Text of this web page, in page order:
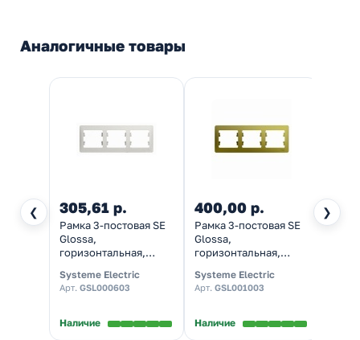
Аналогичные товары
❮ ❯
305,61 р.
Рамка 3-постовая SE
Glossa,
горизонтальная,
Systeme Electric
Арт. GSL000603
Наличие
400,00 р.
Рамка 3-постовая SE
Glossa,
горизонтальная,
Systeme Electric
Арт. GSL001003
Наличие
1